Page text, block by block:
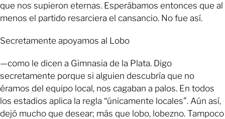
que nos supieron eternas. Esperábamos entonces que al
menos el partido resarciera el cansancio. No fue así.
Secretamente apoyamos al Lobo
—como le dicen a Gimnasia de la Plata. Digo
secretamente porque si alguien descubría que no
éramos del equipo local, nos cagaban a palos. En todos
los estadios aplica la regla “únicamente locales”. Aún así,
dejó mucho que desear; más que lobo, lobezno. Tampoco